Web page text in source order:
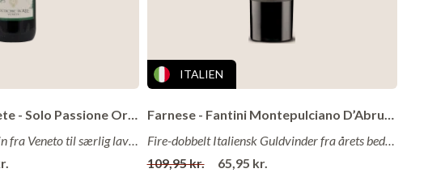
af
Antiche Terre Venete - Solo Passione Organic 2021
Fyldig og frugtig rødvin fra Veneto til særlig lav pris!
ITALIEN
Farnese - Fantini Montepulciano D’Abruzzo DOC 2024
Fire-dobbelt Italiensk Guldvinder fra årets bedste vingård!
109,95 kr.
65,95 kr.